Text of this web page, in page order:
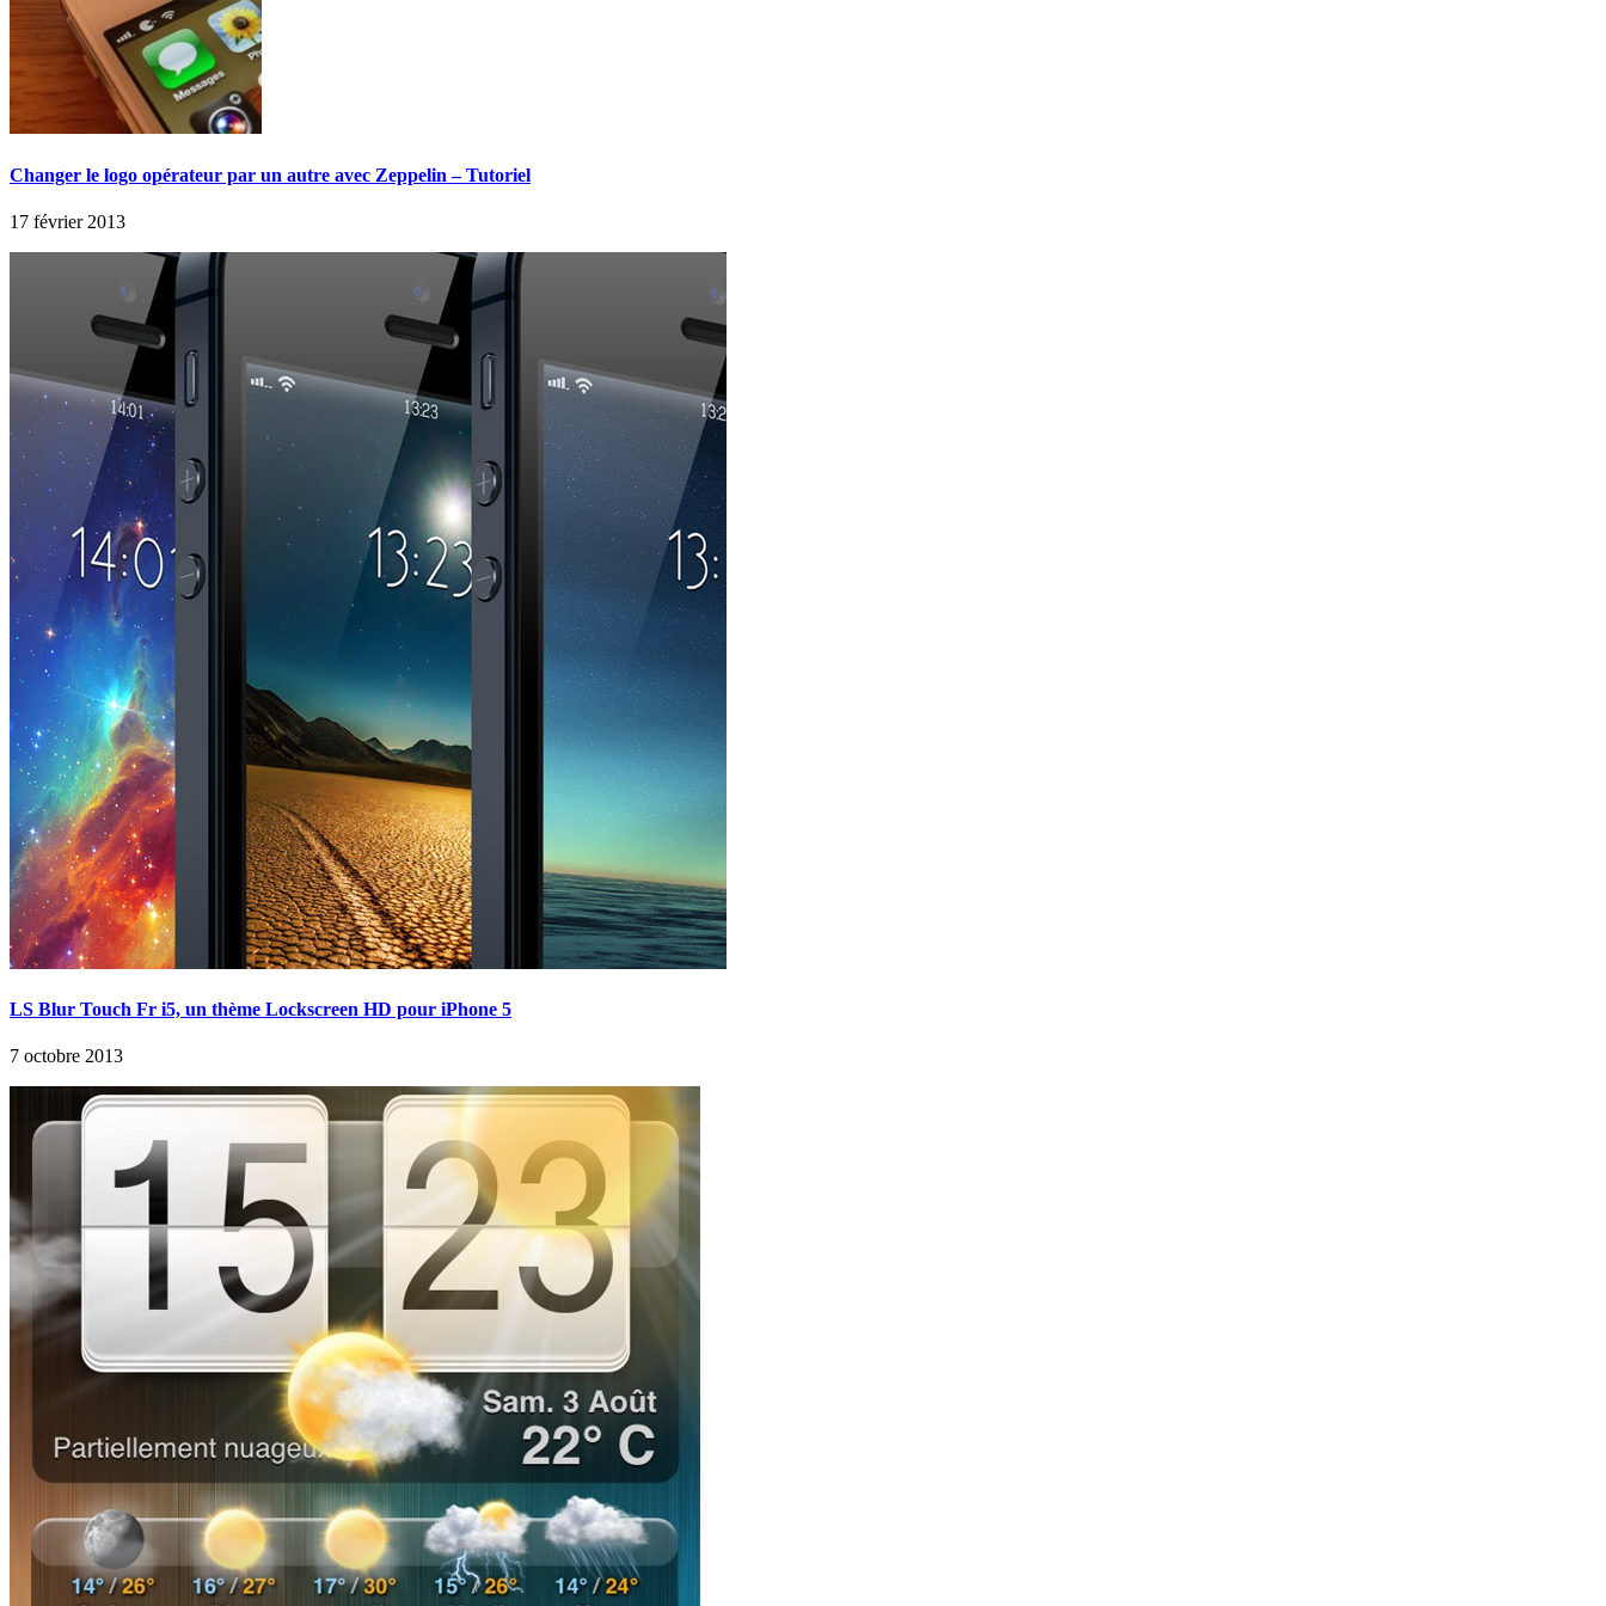
Changer le logo opérateur par un autre avec Zeppelin – Tutoriel
17 février 2013
LS Blur Touch Fr i5, un thème Lockscreen HD pour iPhone 5
7 octobre 2013